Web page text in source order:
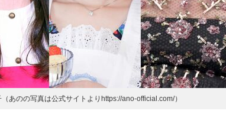
あのの写真は公式サイトより https://ano-official.com/）